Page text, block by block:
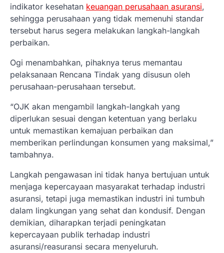
indikator kesehatan keuangan perusahaan asuransi,
sehingga perusahaan yang tidak memenuhi standar
tersebut harus segera melakukan langkah-langkah
perbaikan.
Ogi menambahkan, pihaknya terus memantau
pelaksanaan Rencana Tindak yang disusun oleh
perusahaan-perusahaan tersebut.
“OJK akan mengambil langkah-langkah yang
diperlukan sesuai dengan ketentuan yang berlaku
untuk memastikan kemajuan perbaikan dan
memberikan perlindungan konsumen yang maksimal,”
tambahnya.
Langkah pengawasan ini tidak hanya bertujuan untuk
menjaga kepercayaan masyarakat terhadap industri
asuransi, tetapi juga memastikan industri ini tumbuh
dalam lingkungan yang sehat dan kondusif. Dengan
demikian, diharapkan terjadi peningkatan
kepercayaan publik terhadap industri
asuransi/reasuransi secara menyeluruh.